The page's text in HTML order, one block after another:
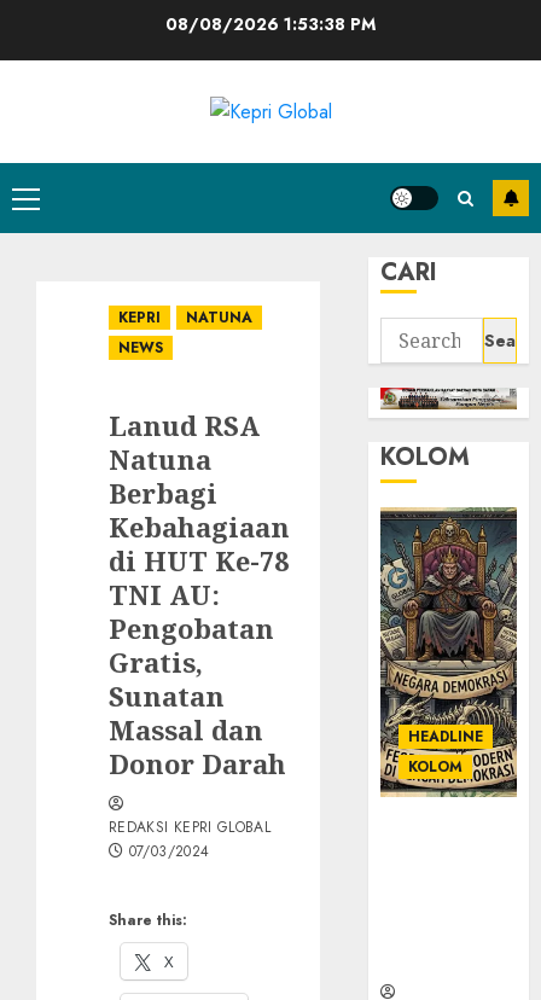
08/08/2026 1:53:38 PM
Primary
Menu
KEPRI
NATUNA
NEWS
Lanud RSA
Natuna
Berbagi
Kebahagiaan
di HUT Ke-78
TNI AU:
Pengobatan
Gratis,
Sunatan
Massal dan
Donor Darah
Share this:
X
REDAKSI KEPRI GLOBAL
07/03/2024
CARI
Search
for:
KOLOM
HEADLINE
KOLOM